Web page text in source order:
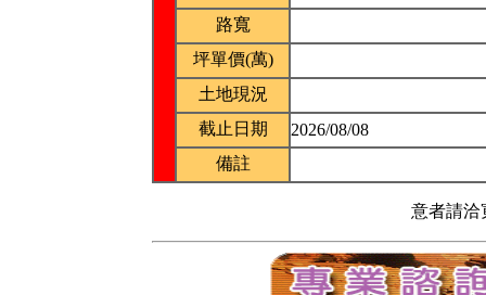
路寬
坪單價(萬)
土地現況
截止日期
2026/08/08
備註
意者請洽